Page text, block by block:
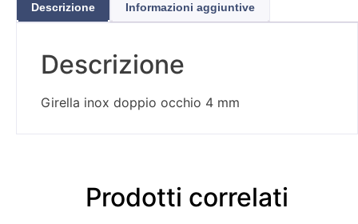
Descrizione Informazioni aggiuntive
Descrizione
Girella inox doppio occhio 4 mm
Prodotti correlati